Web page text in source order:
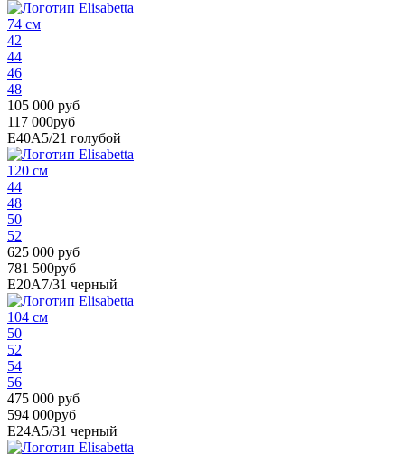
74 см
42
44
46
48
105 000 руб
117 000руб
E40A5/21 голубой
120 см
44
48
50
52
625 000 руб
781 500руб
E20A7/31 черный
104 см
50
52
54
56
475 000 руб
594 000руб
E24A5/31 черный